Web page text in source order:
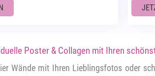
Poster & Collagen mit Ihren
Wände mit Ihren Lieblingsfotos oder